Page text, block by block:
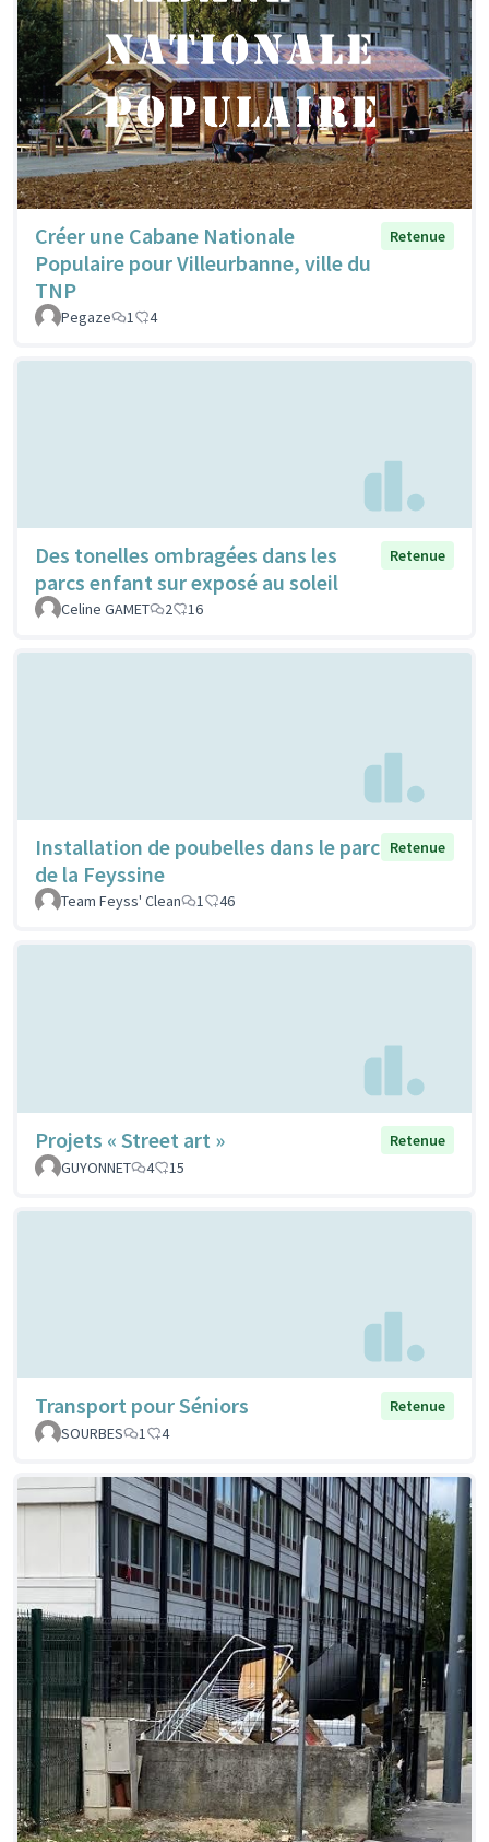
Créer une Cabane Nationale
Populaire pour Villeurbanne, ville du
TNP
Retenue
Pegaze 1 4
Des tonelles ombragées dans les
parcs enfant sur exposé au soleil
Retenue
Celine GAMET 2 16
Installation de poubelles dans le parc
de la Feyssine
Retenue
Team Feyss' Clean 1 46
Projets « Street art »
Retenue
GUYONNET
4 15
Transport pour Séniors
Retenue
SOURBES
1 4